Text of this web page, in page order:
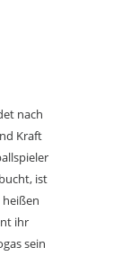
nach
Kraft
ist
heißen
ihr
sein